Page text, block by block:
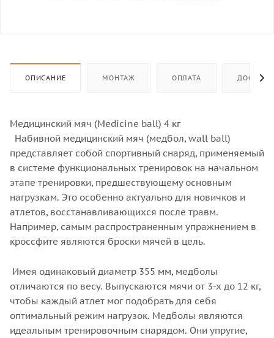
ОПИСАНИЕ МОНТАЖ ОПЛАТА
Медицинский мяч (Medicine ball) 4 кг
Набивной медицинский мяч (медбол, wall ball)
представляет собой спортивный снаряд, применяемый
в системе функциональных тренировок на начальном
этапе тренировки, предшествующему основным
нагрузкам. Это особенно актуально для новичков и
атлетов, восстанавливающихся после травм.
Например, самым распространенным упражнением в
кроссфите являются броски мячей в цель.
Имея одинаковый диаметр 355 мм, медболы
отличаются по весу. Выпускаются мячи от 3-х до 12 кг,
чтобы каждый атлет мог подобрать для себя
оптимальный режим нагрузок. Медболы являются
идеальным тренировочным снарядом. Они упругие,